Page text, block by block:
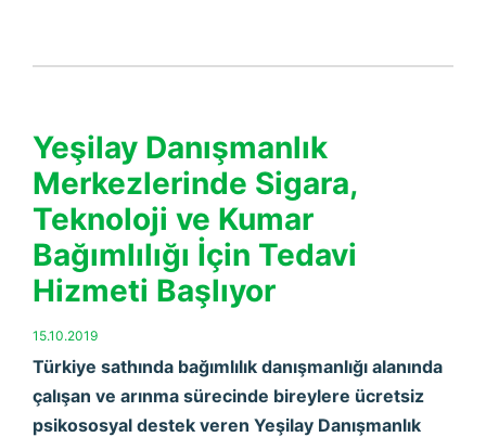
Yeşilay Danışmanlık
Merkezlerinde Sigara,
Teknoloji ve Kumar
Bağımlılığı İçin Tedavi
Hizmeti Başlıyor
15.10.2019
Türkiye sathında bağımlılık danışmanlığı alanında
çalışan ve arınma sürecinde bireylere ücretsiz
psikososyal destek veren Yeşilay Danışmanlık